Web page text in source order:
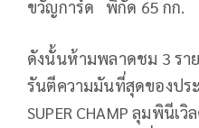
ขวัญการ์ด พิกัด 65 กก.
ดังนั้นห้ามพลาดชม 3 รา
รันตีความมันที่สุดของประ
SUPER CHAMP ลุมพินี